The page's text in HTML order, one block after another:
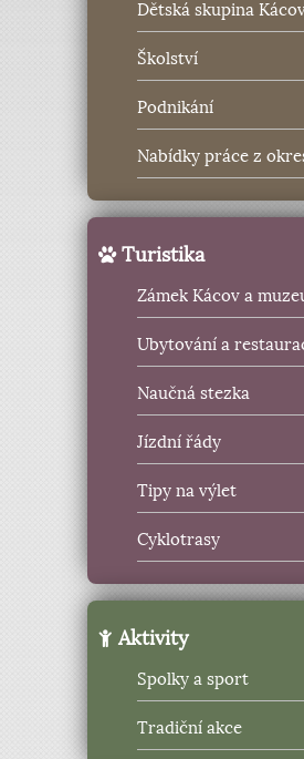
Dětská skupina
Školství
Podnikání
Nabídky práce z
Turistika
Zámek Kácov a
Ubytování a
Naučná stezka
Jízdní řády
Tipy na výlet
Cyklotrasy
Aktivity
Spolky a sport
Tradiční akce